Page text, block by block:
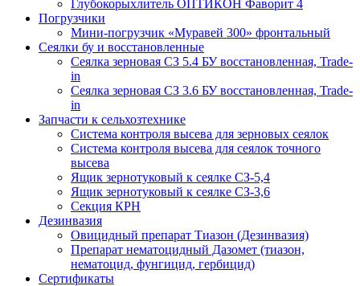
Глубокорыхлитель ОПТИКОН Фаворит 4
Погрузчики
Мини-погрузчик «Муравей 300» фронтальный
Сеялки бу и восстановленные
Сеялка зерновая СЗ 5.4 БУ восстановленная, Trade-
in
Сеялка зерновая СЗ 3.6 БУ восстановленная, Trade-
in
Запчасти к сельхозтехнике
Система контроля высева для зерновых сеялок
Система контроля высева для сеялок точного
высева
Ящик зернотуковый к сеялке СЗ-5,4
Ящик зернотуковый к сеялке СЗ-3,6
Секция КРН
Дезинвазия
Овицидный препарат Тиазон (Дезинвазия)
Препарат нематоцидный Дазомет (тиазон,
нематоцид, фунгицид, гербицид)
Сертификаты